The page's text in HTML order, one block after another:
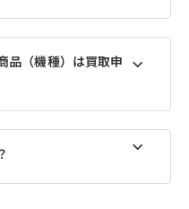
品（機種）は買取申